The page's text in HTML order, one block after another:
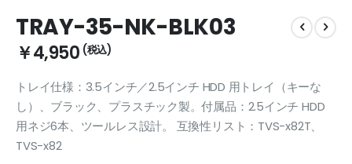
to
the
beginning
the
images
gallery
TRAY-35-NK-BLK03
￥4,950
トレイ仕様：3.5インチ／2.5インチ HDD 用トレイ（キーな
し）、ブラック、プラスチック製。付属品：2.5インチ HDD
用ネジ6本、ツールレス設計。 互換性リスト：TVS-x82T、
TVS-x82